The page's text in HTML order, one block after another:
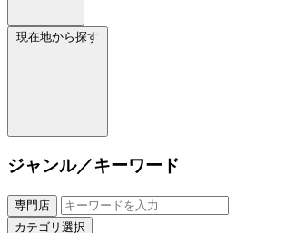
現在地から探す
ジャンル／キーワード
専門店
カテゴリ選択